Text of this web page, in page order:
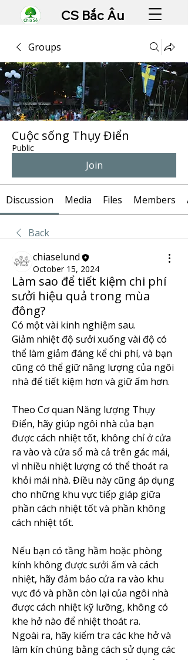
CS Bắc Âu
Groups
Cuộc sống Thụy Điển
Public
Join
Discussion Media Files Members
Back
chiaselund
October 15, 2024
Làm sao để tiết kiệm chi phí
sưởi hiệu quả trong mùa
đông?
Có một vài kinh nghiệm sau.
Giảm nhiệt độ sưởi xuống vài độ có
thể làm giảm đáng kể chi phí, và bạn
cũng có thể giữ năng lượng của ngôi
nhà để tiết kiệm hơn và giữ ấm hơn.
Theo Cơ quan Năng lượng Thụy
Điển, hãy giúp ngôi nhà của bạn
được cách nhiệt tốt, không chỉ ở cửa
ra vào và cửa sổ mà cả trên gác mái,
vì nhiều nhiệt lượng có thể thoát ra
khỏi mái nhà. Điều này cũng áp dụng
cho những khu vực tiếp giáp giữa
phần cách nhiệt tốt và phần không
cách nhiệt tốt.
Nếu bạn có tầng hầm hoặc phòng
kính không được sưởi ấm và cách
nhiệt, hãy đảm bảo cửa ra vào khu
vực đó và phần còn lại của ngôi nhà
được cách nhiệt kỹ lưỡng, không có
khe hở nào để nhiệt thoát ra.
Ngoài ra, hãy kiểm tra các khe hở và
làm kín chúng bằng cách sử dụng các